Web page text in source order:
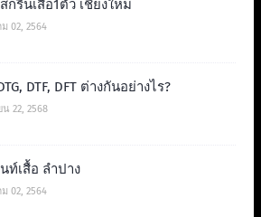
กรีนเสื้อ1ตัว เชียงใหม่
02, 2564
DTF, DFT ต่างกันอย่างไร?
22, 2568
ท์เสื้อ ลำปาง
02, 2564